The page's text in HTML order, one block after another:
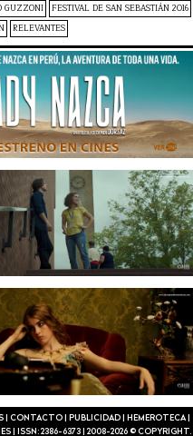
GUZZONI FESTIVAL DE SAN SEBASTIÁN 2016
RELEVANTES
CONTACTO PUBLICIDAD HEMEROTECA
| ISSN: 2386-6373| 2008-2026 © COPYRIGHT.